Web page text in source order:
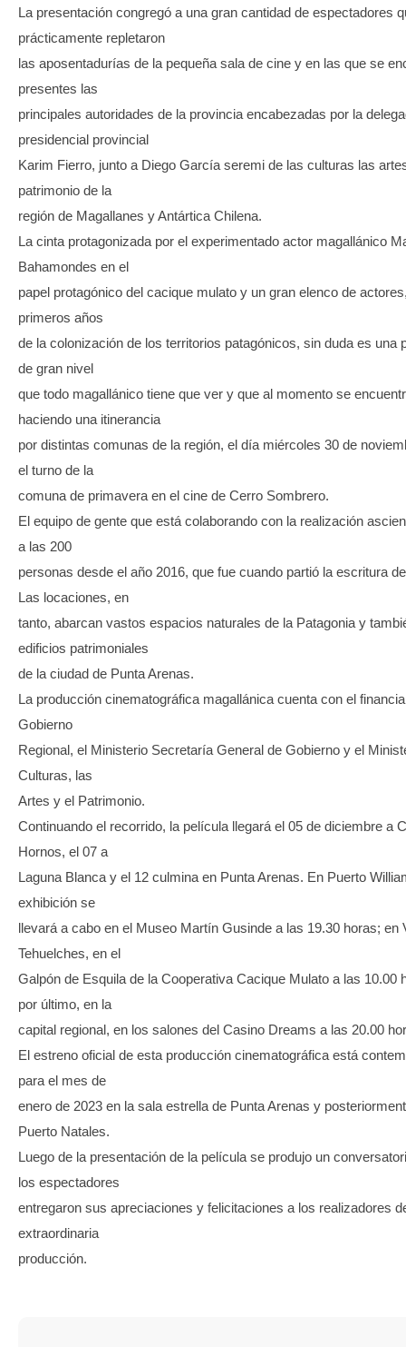
La presentación congregó a una gran cantidad de espectadores
prácticamente repletaron
las aposentadurías de la pequeña sala de cine y en las que se
presentes las
principales autoridades de la provincia encabezadas por la
presidencial provincial
Karim Fierro, junto a Diego García seremi de las culturas las
patrimonio de la
región de Magallanes y Antártica Chilena.
La cinta protagonizada por el experimentado actor magallánico
Bahamondes en el
papel protagónico del cacique mulato y un gran elenco de
primeros años
de la colonización de los territorios patagónicos, sin duda es una
de gran nivel
que todo magallánico tiene que ver y que al momento se
haciendo una itinerancia
por distintas comunas de la región, el día miércoles 30 de
el turno de la
comuna de primavera en el cine de Cerro Sombrero.
El equipo de gente que está colaborando con la realización
a las 200
personas desde el año 2016, que fue cuando partió la escritura
Las locaciones, en
tanto, abarcan vastos espacios naturales de la Patagonia y
edificios patrimoniales
de la ciudad de Punta Arenas.
La producción cinematográfica magallánica cuenta con el
Gobierno
Regional, el Ministerio Secretaría General de Gobierno y el
Culturas, las
Artes y el Patrimonio.
Continuando el recorrido, la película llegará el 05 de diciembre a
Hornos, el 07 a
Laguna Blanca y el 12 culmina en Punta Arenas. En Puerto
exhibición se
llevará a cabo en el Museo Martín Gusinde a las 19.30 horas; en
Tehuelches, en el
Galpón de Esquila de la Cooperativa Cacique Mulato a las 10.00
por último, en la
capital regional, en los salones del Casino Dreams a las 20.00
El estreno oficial de esta producción cinematográfica está
para el mes de
enero de 2023 en la sala estrella de Punta Arenas y
Puerto Natales.
Luego de la presentación de la película se produjo un
los espectadores
entregaron sus apreciaciones y felicitaciones a los realizadores
extraordinaria
producción.